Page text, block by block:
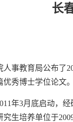
长
人事教育局公布了
秀博士学位论文。
年3月底启动，
生培养单位于